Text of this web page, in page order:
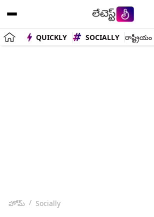
QUICKLY SOCIALLY రాష్ట్రీయం
హోమ్ Socially